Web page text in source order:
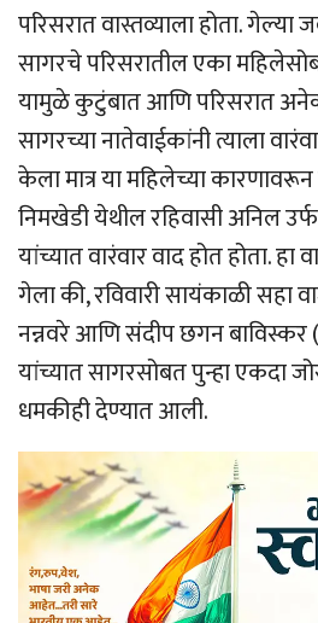
परिसरात वास्तव्याला होता. गेल्या
सागरचे परिसरातील एका
यामुळे कुटुंबात आणि परिसरात
सागरच्या नातेवाईकांनी त्याला
केला मात्र या महिलेच्या
निमखेडी येथील रहिवासी अनिल
यांच्यात वारंवार वाद होत होता. हा
गेला की, रविवारी सायंकाळी सहा
नन्नवरे आणि संदीप छगन बाविस्कर
यांच्यात सागरसोबत पुन्हा एकदा
धमकीही देण्यात आली.